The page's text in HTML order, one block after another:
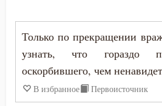
Только по прекращении
узнать, что гораздо
оскорбившего, чем
В избранное Первоисточник